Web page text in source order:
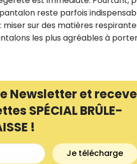
reste parfois
sur des matières
les plus agréables à
Newsletter et
SPÉCIAL BRÛLE-
!
Je télécharge